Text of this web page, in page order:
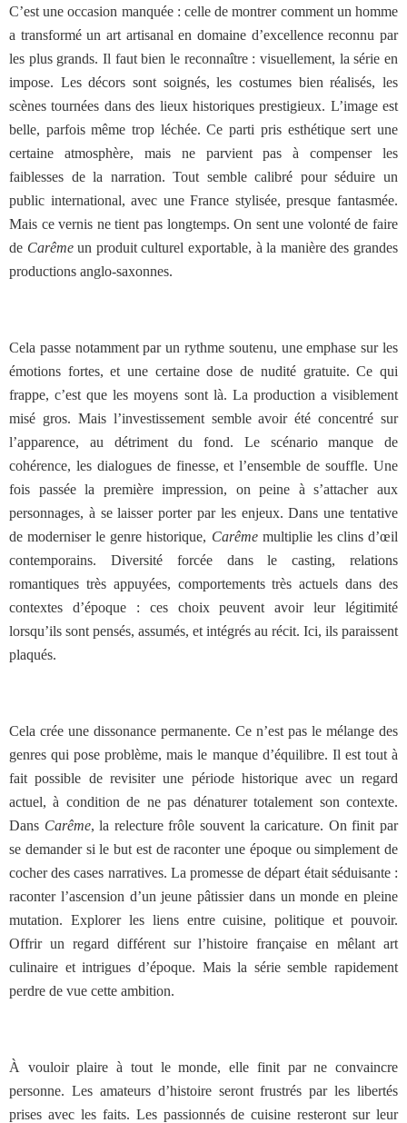
C’est une occasion manquée : celle de montrer comment un homme
a transformé un art artisanal en domaine d’excellence reconnu par
les plus grands. Il faut bien le reconnaître : visuellement, la série en
impose. Les décors sont soignés, les costumes bien réalisés, les
scènes tournées dans des lieux historiques prestigieux. L’image est
belle, parfois même trop léchée. Ce parti pris esthétique sert une
certaine atmosphère, mais ne parvient pas à compenser les
faiblesses de la narration. Tout semble calibré pour séduire un
public international, avec une France stylisée, presque fantasmée.
Mais ce vernis ne tient pas longtemps. On sent une volonté de faire
de Carêmeun produit culturel exportable, à la manière des grandes
productions anglo-saxonnes.
Cela passe notamment par un rythme soutenu, une emphase sur les
émotions fortes, et une certaine dose de nudité gratuite. Ce qui
frappe, c’est que les moyens sont là. La production a visiblement
misé gros. Mais l’investissement semble avoir été concentré sur
l’apparence, au détriment du fond. Le scénario manque de
cohérence, les dialogues de finesse, et l’ensemble de souffle. Une
fois passée la première impression, on peine à s’attacher aux
personnages, à se laisser porter par les enjeux. Dans une tentative
de moderniser le genre historique, Carêmemultiplie les clins d’œil
contemporains. Diversité forcée dans le casting, relations
romantiques très appuyées, comportements très actuels dans des
contextes d’époque : ces choix peuvent avoir leur légitimité
lorsqu’ils sont pensés, assumés, et intégrés au récit. Ici, ils paraissent
plaqués.
Cela crée une dissonance permanente. Ce n’est pas le mélange des
genres qui pose problème, mais le manque d’équilibre. Il est tout à
fait possible de revisiter une période historique avec un regard
actuel, à condition de ne pas dénaturer totalement son contexte.
Dans Carême, la relecture frôle souvent la caricature. On finit par
se demander si le but est de raconter une époque ou simplement de
cocher des cases narratives. La promesse de départ était séduisante :
raconter l’ascension d’un jeune pâtissier dans un monde en pleine
mutation. Explorer les liens entre cuisine, politique et pouvoir.
Offrir un regard différent sur l’histoire française en mêlant art
culinaire et intrigues d’époque. Mais la série semble rapidement
perdre de vue cette ambition.
À vouloir plaire à tout le monde, elle finit par ne convaincre
personne. Les amateurs d’histoire seront frustrés par les libertés
prises avec les faits. Les passionnés de cuisine resteront sur leur